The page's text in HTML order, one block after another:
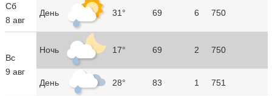
Сб
8 авг
День 31° 69 6 750
Вс
9 авг
Ночь 17° 69 2 750
День 28° 83 1 751